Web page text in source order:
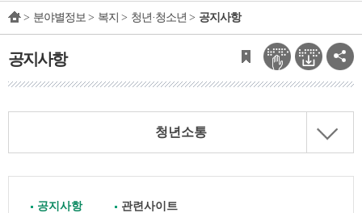
체
뉴
보
기
> 분야별정보 > 복지 > 청년·청소년 > 공지사항
공지사항
청년소통
공지사항 관련사이트